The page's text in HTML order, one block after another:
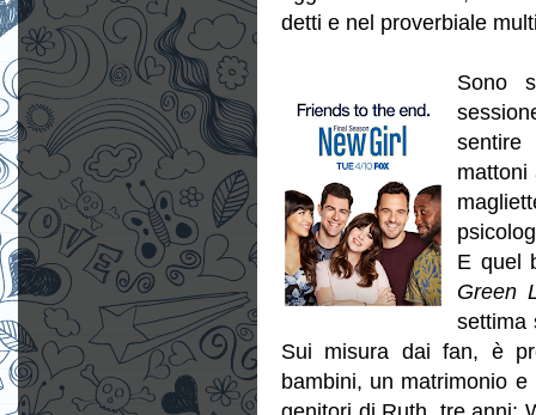
detti e nel proverbiale
Sono
mattoni
E quel
Green
settima
Sui misura dai fan, è
bambini, un matrimonio